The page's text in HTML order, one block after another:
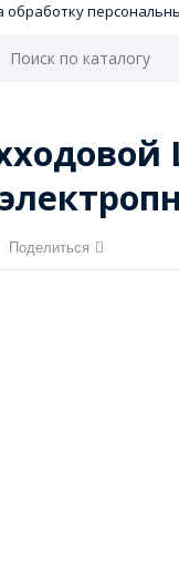
обработку
Поделиться